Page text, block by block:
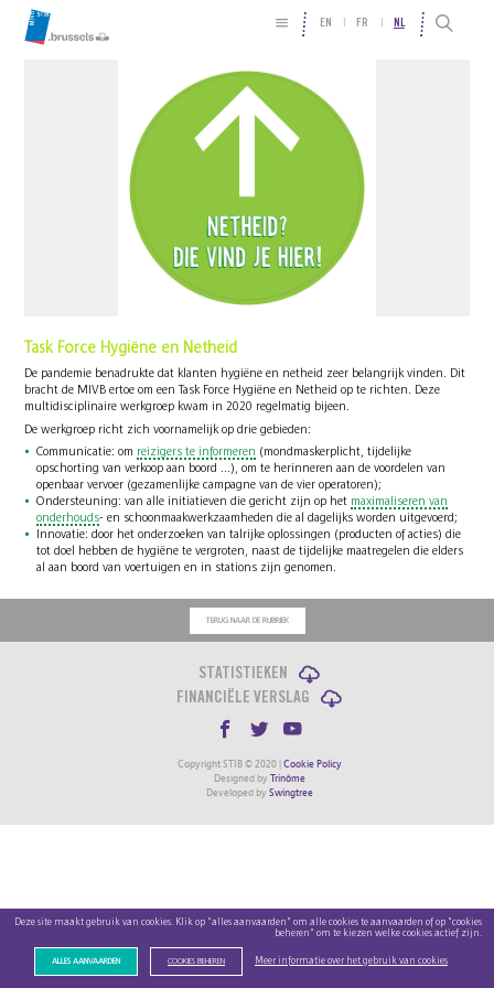
EN FR NL
Task Force Hygiëne en Netheid
De pandemie benadrukte dat klanten hygiëne en netheid zeer belangrijk vinden. Dit
bracht de MIVB ertoe om een Task Force Hygiëne en Netheid op te richten. Deze
multidisciplinaire werkgroep kwam in 2020 regelmatig bijeen.
De werkgroep richt zich voornamelijk op drie gebieden:
Communicatie: om reizigers te informeren (mondmaskerplicht, tijdelijke
opschorting van verkoop aan boord ...), om te herinneren aan de voordelen van
openbaar vervoer (gezamenlijke campagne van de vier operatoren);
Ondersteuning: van alle initiatieven die gericht zijn op het maximaliseren van
onderhouds- en schoonmaakwerkzaamheden die al dagelijks worden uitgevoerd;
Innovatie: door het onderzoeken van talrijke oplossingen (producten of acties) die
tot doel hebben de hygiëne te vergroten, naast de tijdelijke maatregelen die elders
al aan boord van voertuigen en in stations zijn genomen.
TERUG NAAR DE RUBRIEK
STATISTIEKEN
FINANCIËLE VERSLAG
Copyright STIB © 2020 | Cookie Policy
Designed by Trinôme
Developed by Swingtree
Deze site maakt gebruik van cookies. Klik op "alles aanvaarden" om alle cookies te aanvaarden of op "cookies
beheren" om te kiezen welke cookies actief zijn.
ALLES AANVAARDEN COOKIES BEHEREN Meer informatie over het gebruik van cookies